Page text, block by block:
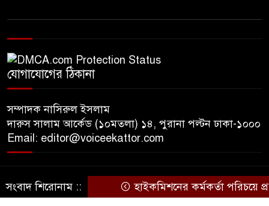
৯
১০
যোগাযোগের ঠিকানা
সম্পাদক নাসিরুল ইসলাম
দারুস সালাম আর্কেড (১০মতলা) ১৪, পুরানা পল্টন ঢাকা-১০০০
Email: editor@voiceekattor.com
© Copyright By © Voice Ekattor
সংবাদ শিরোনাম :: হাইকমিশনের কর্মকর্তা পরিচয়ে